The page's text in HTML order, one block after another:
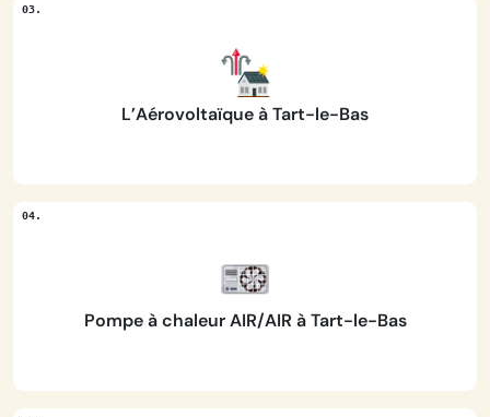
L’Aérovoltaïque à Tart-le-Bas
Pompe à chaleur AIR/AIR à Tart-le-Bas